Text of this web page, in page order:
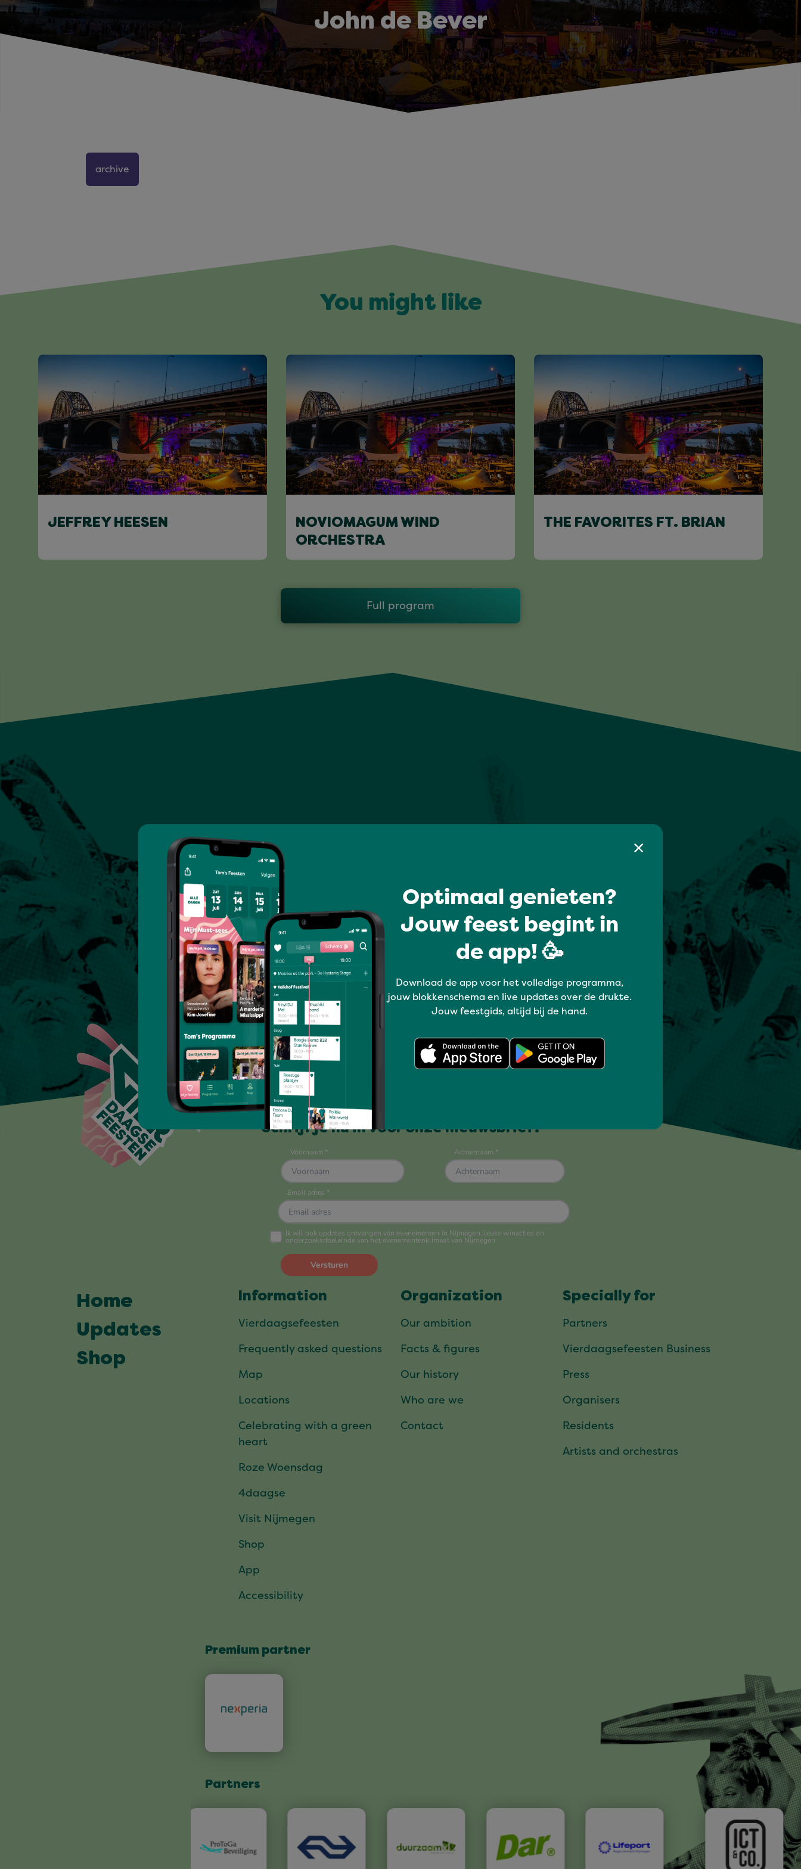
John de Bever
archive
You might like
JEFFREY HEESEN
NOVIOMAGUM WIND
ORCHESTRA
THE FAVORITES FT. BRIAN
Full program
Optimaal genieten?
Jouw feest begint in
de app! 🥳
Download de app voor het volledige programma,
jouw blokkenschema en live updates over de drukte.
Jouw feestgids, altijd bij de hand.
Always up to date?
Schrijf je nu in voor onze nieuwsbrief!
Home
Updates
Shop
Information
Vierdaagsefeesten
Frequently asked questions
Map
Locations
Celebrating with a green
heart
Roze Woensdag
4daagse
Visit Nijmegen
Shop
App
Accessibility
Organization
Our ambition
Facts & figures
Our history
Who are we
Contact
Specially for
Partners
Vierdaagsefeesten Business
Press
Organisers
Residents
Artists and orchestras
Premium partner
Partners